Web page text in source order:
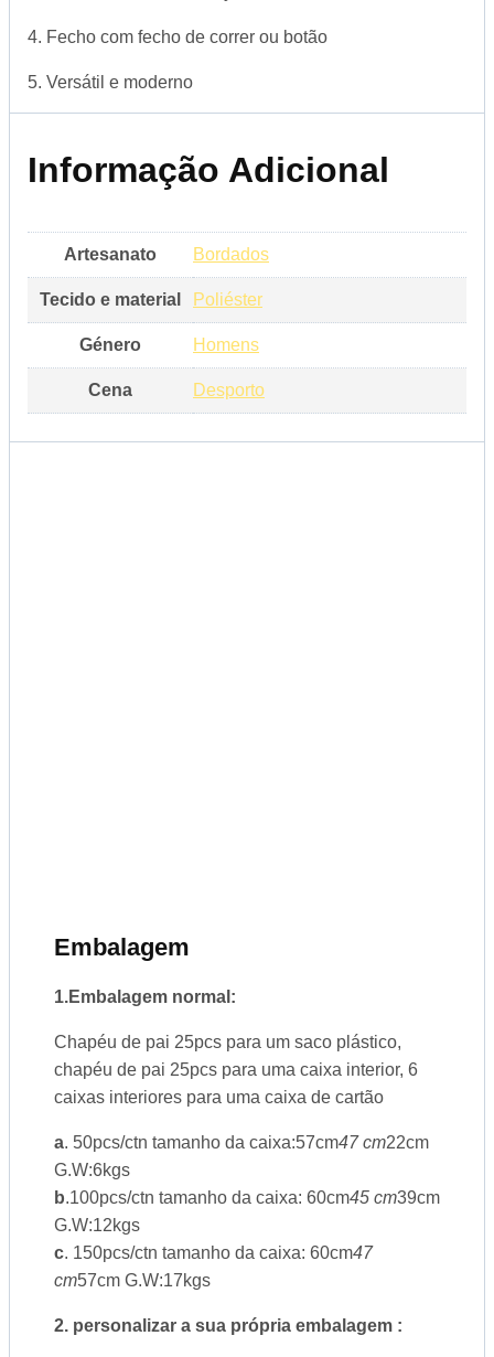
4. Fecho com fecho de correr ou botão
5. Versátil e moderno
Informação Adicional
Artesanato Bordados
Tecido e material Poliéster
Género Homens
Cena Desporto
Embalagem
1.Embalagem normal:
Chapéu de pai 25pcs para um saco plástico,
chapéu de pai 25pcs para uma caixa interior, 6
caixas interiores para uma caixa de cartão
a. 50pcs/ctn tamanho da caixa:57cm47 cm22cm
G.W:6kgs
b.100pcs/ctn tamanho da caixa: 60cm45 cm39cm
G.W:12kgs
c. 150pcs/ctn tamanho da caixa: 60cm47
cm57cm G.W:17kgs
2. personalizar a sua própria embalagem :